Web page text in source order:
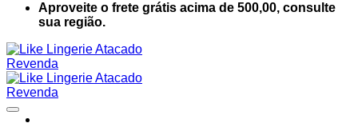
Aproveite o frete grátis acima de 500,00, consulte
sua região.